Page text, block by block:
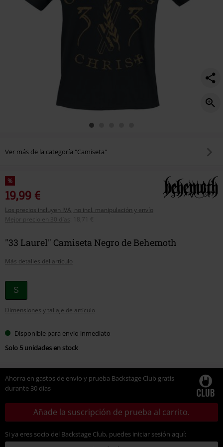
Ver más de la categoría "Camiseta"
%
19,99 €
Los precios incluyen IVA, no incl. manipulación y envío
Mejor precio en 30 días
18,71 €
"33 Laurel" Camiseta Negro de Behemoth
Más detalles del artículo
Elige
tu
talla
S
Dimensiones y tallaje de artículo
Disponible para envío inmediato
Solo 5 unidades en stock
Ahorra en gastos de envío y prueba Backstage Club gratis
durante 30 días
Añade la suscripción de prueba al carrito.
Si ya eres socio del Backstage Club, puedes iniciar sesión aquí: